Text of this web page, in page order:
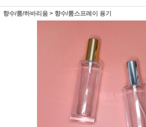
향수/룸/하바리움 > 향수/룸스프레이 용기